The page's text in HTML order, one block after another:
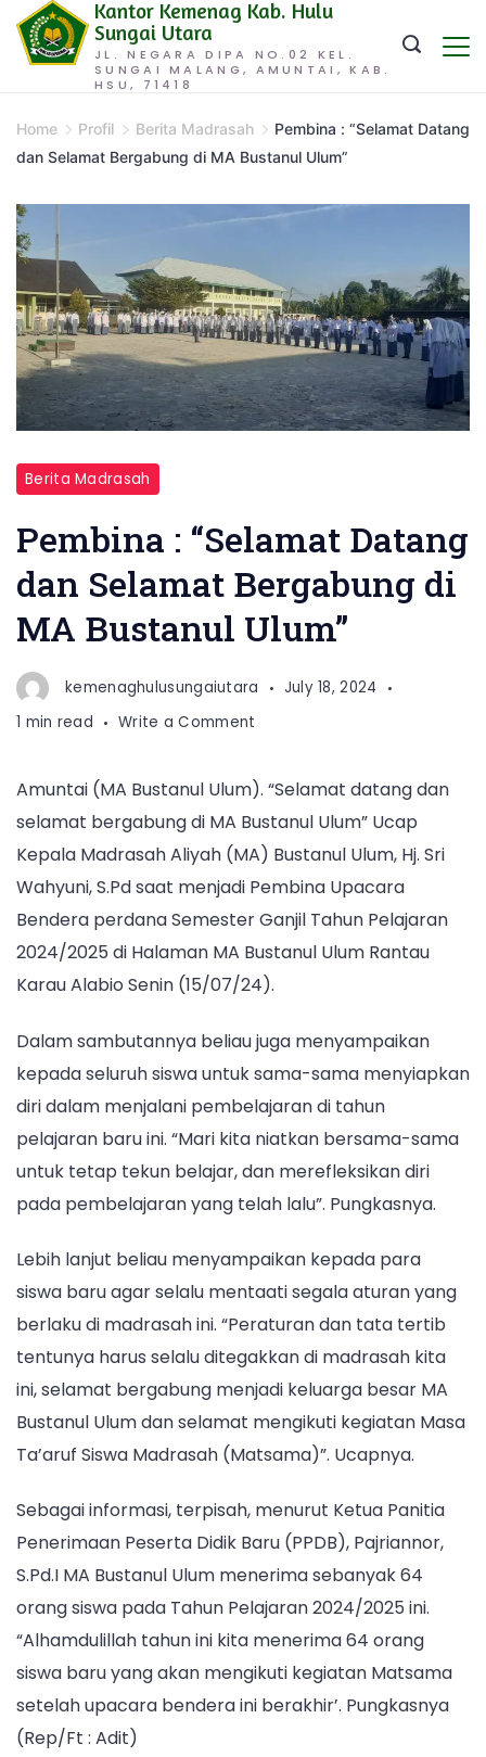
Skip
JL. NEGARA DIPA NO.02 KEL.
SUNGAI MALANG, AMUNTAI, KAB.
HSU, 71418
Kantor Kemenag Kab. Hulu
Sungai Utara
Home Profil Berita Madrasah
Pembina : “Selamat Datang
dan Selamat Bergabung di MA Bustanul Ulum”
Berita Madrasah
Pembina : “Selamat Datang
dan Selamat Bergabung di
MA Bustanul Ulum”
kemenaghulusungaiutara
July 18, 2024
1 min read
Write a Comment
“Selamat
Datang
dan
Selamat
di
MA
Bustanul
Amuntai (MA Bustanul Ulum). “Selamat datang dan
selamat bergabung di MA Bustanul Ulum” Ucap
Kepala Madrasah Aliyah (MA) Bustanul Ulum, Hj. Sri
Wahyuni, S.Pd saat menjadi Pembina Upacara
Bendera perdana Semester Ganjil Tahun Pelajaran
2024/2025 di Halaman MA Bustanul Ulum Rantau
Karau Alabio Senin (15/07/24).
Dalam sambutannya beliau juga menyampaikan
kepada seluruh siswa untuk sama-sama menyiapkan
diri dalam menjalani pembelajaran di tahun
pelajaran baru ini. “Mari kita niatkan bersama-sama
untuk tetap tekun belajar, dan merefleksikan diri
pada pembelajaran yang telah lalu”. Pungkasnya.
Lebih lanjut beliau menyampaikan kepada para
siswa baru agar selalu mentaati segala aturan yang
berlaku di madrasah ini. “Peraturan dan tata tertib
tentunya harus selalu ditegakkan di madrasah kita
ini, selamat bergabung menjadi keluarga besar MA
Bustanul Ulum dan selamat mengikuti kegiatan Masa
Ta’aruf Siswa Madrasah (Matsama)”. Ucapnya.
Sebagai informasi, terpisah, menurut Ketua Panitia
Penerimaan Peserta Didik Baru (PPDB), Pajriannor,
S.Pd.I MA Bustanul Ulum menerima sebanyak 64
orang siswa pada Tahun Pelajaran 2024/2025 ini.
“Alhamdulillah tahun ini kita menerima 64 orang
siswa baru yang akan mengikuti kegiatan Matsama
setelah upacara bendera ini berakhir’. Pungkasnya
(Rep/Ft : Adit)